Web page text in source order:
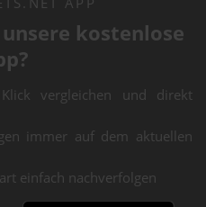
kostenlose
vergleichen und direkt
immer auf dem aktuellen
einfach nachverfolgen